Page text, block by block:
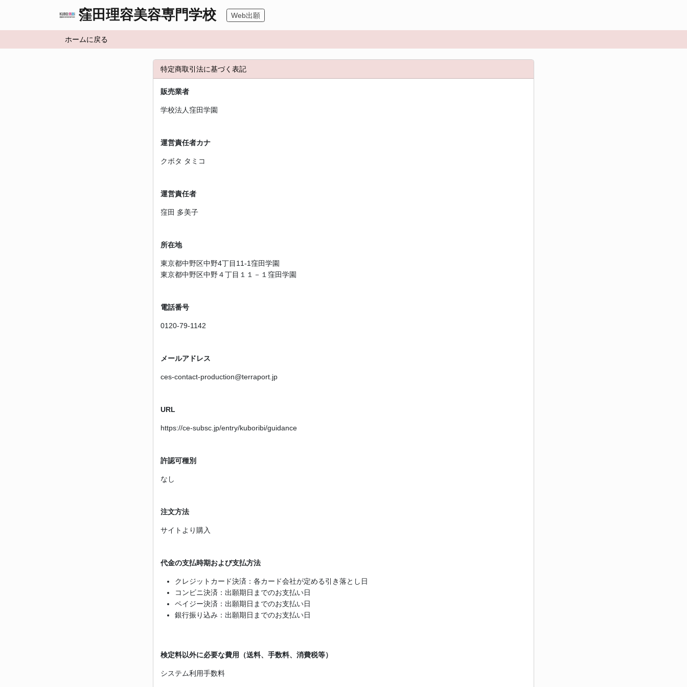
窪田理容美容専門学校 Web出願
ホームに戻る
特定商取引法に基づく表記
販売業者
学校法人窪田学園
運営責任者カナ
クボタ タミコ
運営責任者
窪田 多美子
所在地
東京都中野区中野4丁目11-1窪田学園
東京都中野区中野４丁目１１－１窪田学園
電話番号
0120-79-1142
メールアドレス
ces-contact-production@terraport.jp
URL
https://ce-subsc.jp/entry/kuboribi/guidance
許認可種別
なし
注文方法
サイトより購入
代金の支払時期および支払方法
クレジットカード決済：各カード会社が定める引き落とし日
コンビニ決済：出願期日までのお支払い日
ペイジー決済：出願期日までのお支払い日
銀行振り込み：出願期日までのお支払い日
検定料以外に必要な費用（送料、手数料、消費税等）
システム利用手数料